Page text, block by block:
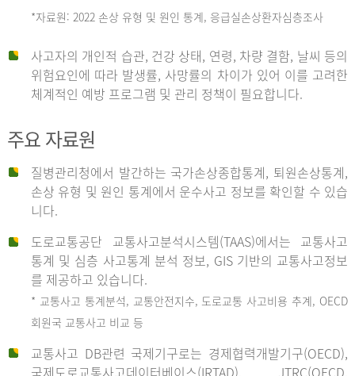
사
*자료원: 2022 손상 유형 및 원인 통계, 응급실손상환자심층조사
사고자의 개인적 습관, 건강 상태, 연령, 차량 결함, 날씨 등의
위험요인에 따라 발생률, 사망률의 차이가 있어 이를 고려한
체계적인 예방 프로그램 및 관리 정책이 필요합니다.
주요 자료원
질병관리청에서 발간하는 국가손상종합통계, 퇴원손상통계,
손상 유형 및 원인 통계에서 운수사고 정보를 확인할 수 있습
니다.
도로교통공단 교통사고분석시스템(TAAS)에서는 교통사고
통계 및 심층 사고통계 분석 정보, GIS 기반의 교통사고정보
를 제공하고 있습니다.
* 교통사고 통계분석, 교통안전지수, 도로교통 사고비용 추계, OECD
회원국 교통사고 비교 등
교통사고 DB관련 국제기구로는 경제협력개발기구(OECD),
국제도로교통사고데이터베이스(IRTAD), JTRC(OECD,